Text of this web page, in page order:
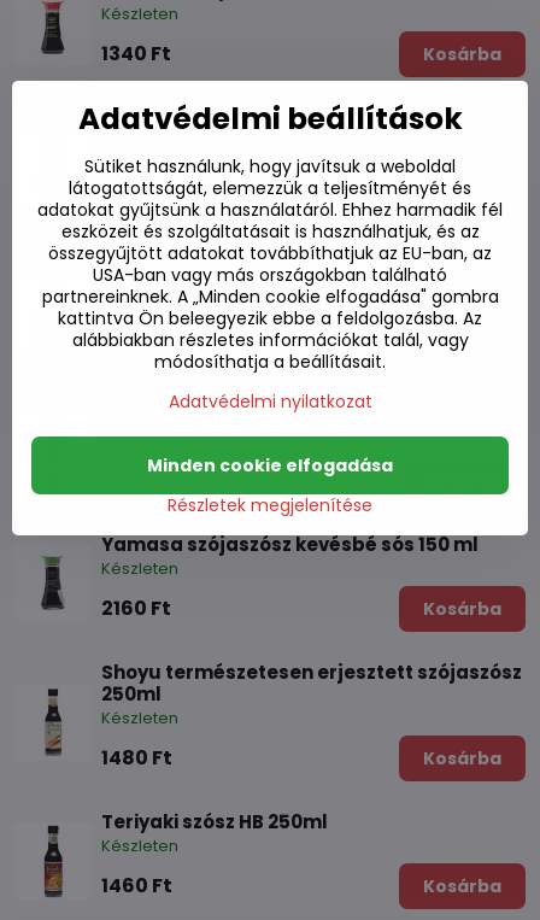
Készleten
1340 Ft Kosárba
Szójaszósz Kikkoman 150ml
Készleten
2200 Ft Kosárba
Szójaszósz chilis és fokhagymás HBB 150ml
Készleten
1280 Ft Kosárba
Wok mártás Kikkoman 250ml
Készleten
2200 Ft
Yamasa szójaszósz kevésbé sós 150 ml
Készleten
2160 Ft Kosárba
Shoyu természetesen erjesztett szójaszósz
250ml
Készleten
1480 Ft Kosárba
Teriyaki szósz HB 250ml
Készleten
1460 Ft Kosárba
Adatvédelmi beállítások
Sütiket használunk, hogy javítsuk a weboldal
látogatottságát, elemezzük a teljesítményét és
adatokat gyűjtsünk a használatáról. Ehhez harmadik fél
eszközeit és szolgáltatásait is használhatjuk, és az
összegyűjtött adatokat továbbíthatjuk az EU-ban, az
USA-ban vagy más országokban található
partnereinknek. A „Minden cookie elfogadása" gombra
kattintva Ön beleegyezik ebbe a feldolgozásba. Az
alábbiakban részletes információkat talál, vagy
módosíthatja a beállításait.
Adatvédelmi nyilatkozat
Részletek megjelenítése
Minden cookie elfogadása